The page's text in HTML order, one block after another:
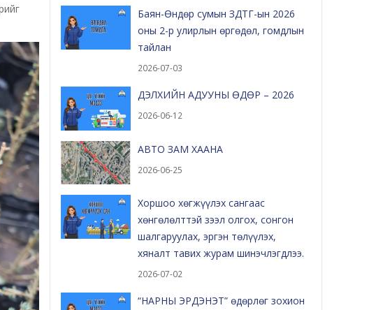
Баян-Өндөр сумын ЗДТГ-ын 2026
оны 2-р улирлын өргөдөл, гомдлын
тайлан
2026-07-03
ДЭЛХИЙН АДУУНЫ ӨДӨР – 2026
2026-06-12
АВТО ЗАМ ХААНА
2026-06-25
Хоршоо хөгжүүлэх сангаас
хөнгөлөлттэй зээл олгох, сонгон
шалгаруулах, эргэн төлүүлэх,
хяналт тавих журам шинэчлэгдлээ.
2026-07-02
“НАРНЫ ЭРДЭНЭТ” өдөрлөг зохион